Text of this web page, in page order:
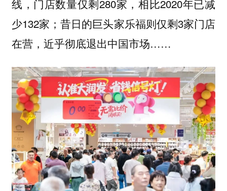
线，门店数量仅剩280家，相比2020年已减
少132家；昔日的巨头家乐福则仅剩3家门店
在营，近乎彻底退出中国市场……